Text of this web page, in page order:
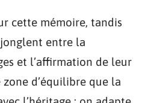
cette mémoire, tandis
entre la
et l’affirmation de leur
zone d’équilibre que la